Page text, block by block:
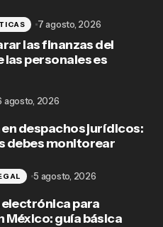
las finanzas del
las personales es
7 agosto, 2026
en despachos jurídicos:
debes monitorear
agosto, 2026
para
México: guía básica
5 agosto, 2026